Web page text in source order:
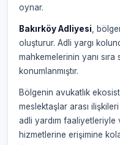
oynar.
Bakırköy Adliyesi ,
oluşturur. Adli yargı
mahkemelerinin yanı sıra
konumlanmıştır.
Bölgenin avukatlık
meslektaşlar arası
adli yardım faaliyetleriyle
hizmetlerine erişimine